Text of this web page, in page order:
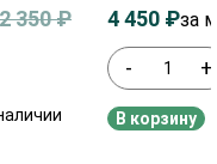
2 350₽
- +
4 450 ₽за м²
В корзину